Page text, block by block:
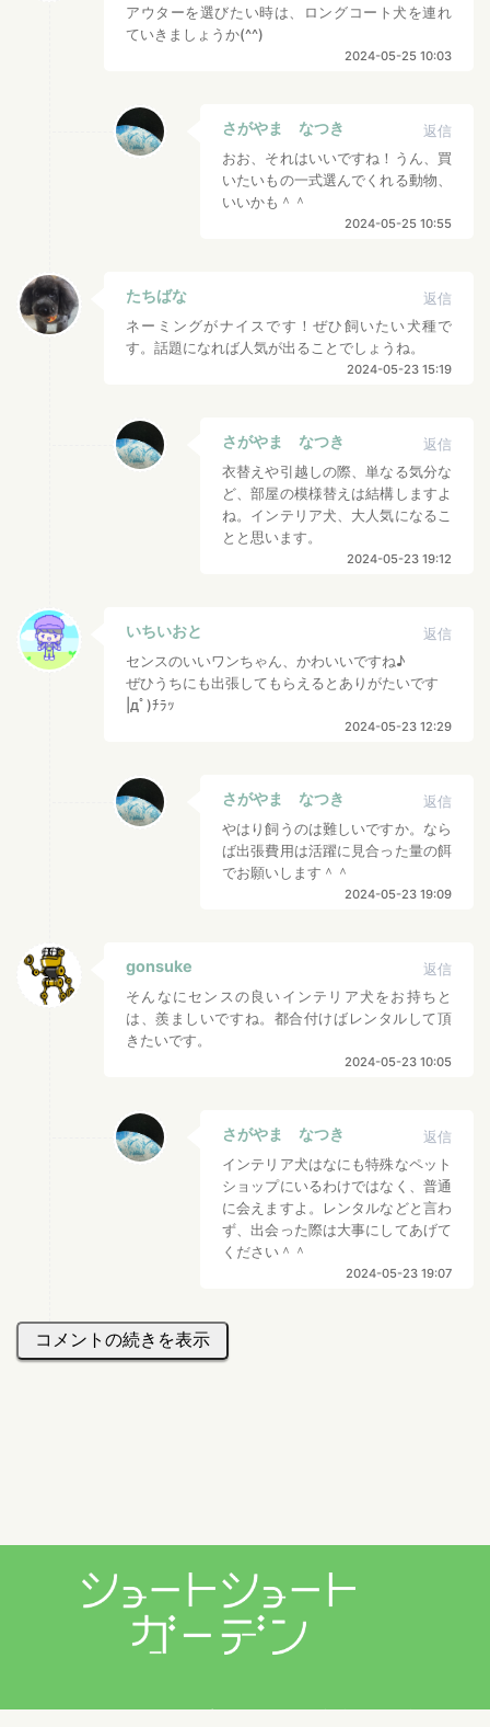
アウターを選びたい時は、ロングコート犬を連れ
ていきましょうか(⁠^⁠^⁠)
2024-05-25 10:03
さがやま なつき
返信
おお、それはいいですね！うん、買
いたいもの一式選んでくれる動物、
いいかも＾＾
2024-05-25 10:55
たちばな
返信
ネーミングがナイスです！ぜひ飼いたい犬種で
す。話題になれば人気が出ることでしょうね。
2024-05-23 15:19
さがやま なつき
返信
衣替えや引越しの際、単なる気分な
ど、部屋の模様替えは結構しますよ
ね。インテリア犬、大人気になるこ
とと思います。
2024-05-23 19:12
いちいおと
返信
センスのいいワンちゃん、かわいいですね♪
ぜひうちにも出張してもらえるとありがたいです
|дﾟ)ﾁﾗｯ
2024-05-23 12:29
さがやま なつき
返信
やはり飼うのは難しいですか。なら
ば出張費用は活躍に見合った量の餌
でお願いします＾＾
2024-05-23 19:09
gonsuke
返信
そんなにセンスの良いインテリア犬をお持ちと
は、羨ましいですね。都合付けばレンタルして頂
きたいです。
2024-05-23 10:05
さがやま なつき
返信
インテリア犬はなにも特殊なペット
ショップにいるわけではなく、普通
に会えますよ。レンタルなどと言わ
ず、出会った際は大事にしてあげて
ください＾＾
2024-05-23 19:07
コメントの続きを表示
プライバシーポリシー 利用規約 お問い合わせ